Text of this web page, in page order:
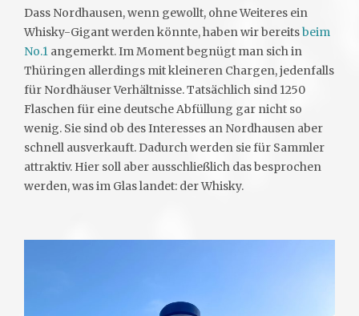
Dass Nordhausen, wenn gewollt, ohne Weiteres ein
Whisky-Gigant werden könnte, haben wir bereitsbeim
No.1 angemerkt. Im Moment begnügt man sich in
Thüringen allerdings mit kleineren Chargen, jedenfalls
für Nordhäuser Verhältnisse. Tatsächlich sind 1250
Flaschen für eine deutsche Abfüllung gar nicht so
wenig. Sie sind ob des Interesses an Nordhausen aber
schnell ausverkauft. Dadurch werden sie für Sammler
attraktiv. Hier soll aber ausschließlich das besprochen
werden, was im Glas landet: der Whisky.